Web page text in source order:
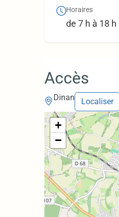
Horaires
de 7 h à 18 h
Accès
Dinan Localiser
+
−